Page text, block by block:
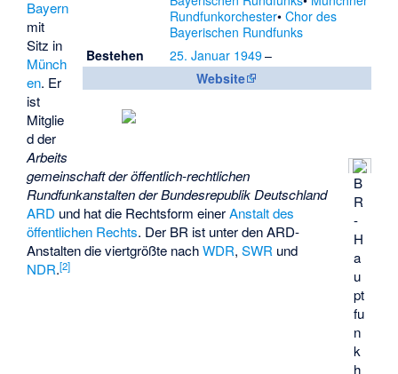
Rundfunkorchester Chor des
Bayerischen Rundfunks
Bestehen
25. Januar 1949–
Website
B
R
-
H
a
u
pt
fu
n
k
h
Bayern
mit
Sitz in
Münch
en. Er
ist
Mitglie
d der
Arbeits
gemeinschaft der öffentlich-rechtlichen
Rundfunkanstalten der Bundesrepublik Deutschland
ARD und hat die Rechtsform einerAnstalt des
öffentlichen Rechts. Der BR ist unter den ARD-
Anstalten die viertgrößte nachWDR,SWR und
NDR.[2]